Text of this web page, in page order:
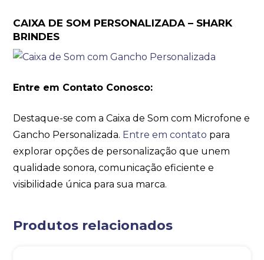
CAIXA DE SOM PERSONALIZADA – SHARK
BRINDES
Entre em Contato Conosco:
Destaque-se com a Caixa de Som com Microfone e
Gancho Personalizada. Entre em contato para
explorar opções de personalização que unem
qualidade sonora, comunicação eficiente e
visibilidade única para sua marca.
Produtos relacionados